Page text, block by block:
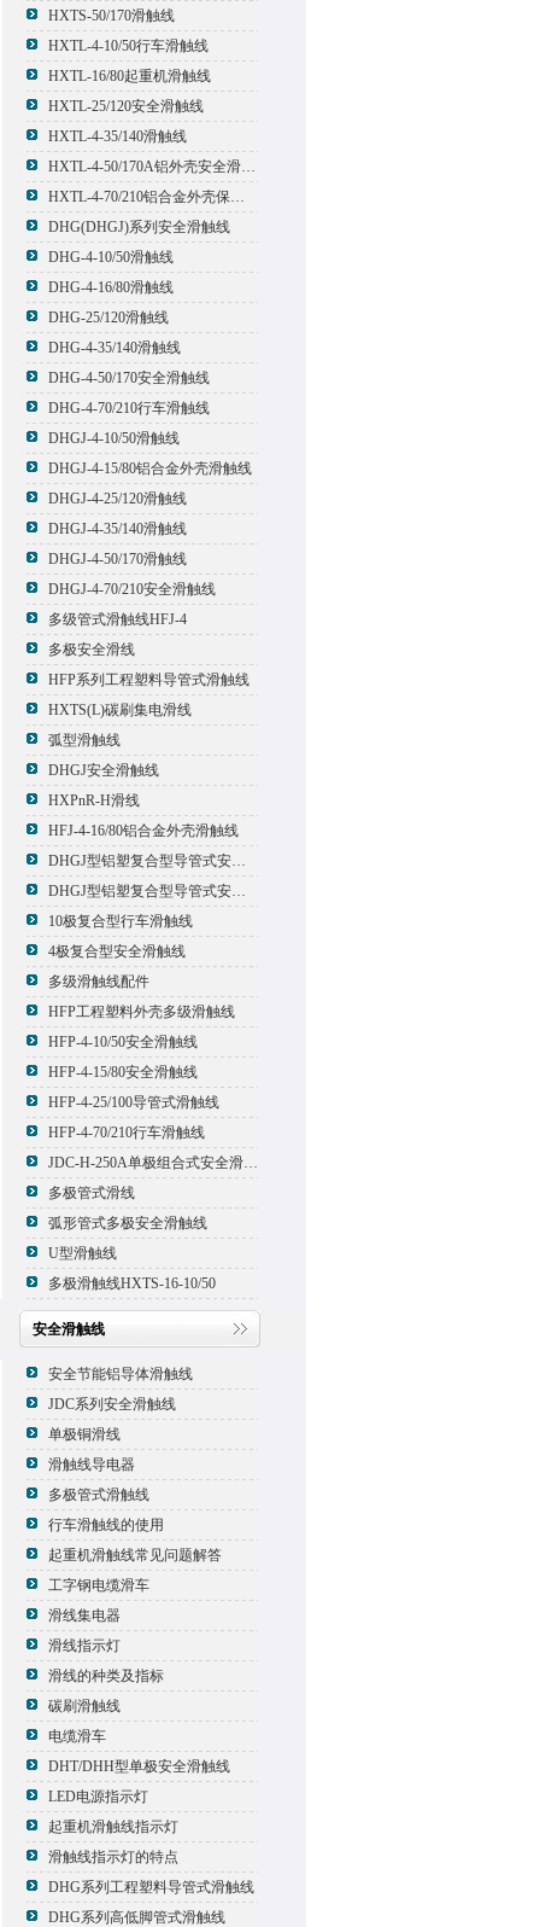
HXTS-50/170滑触线
HXTL-4-10/50行车滑触线
HXTL-16/80起重机滑触线
HXTL-25/120安全滑触线
HXTL-4-35/140滑触线
HXTL-4-50/170A铝外壳安全滑触线
HXTL-4-70/210铝合金外壳保护多极管式滑触线
DHG(DHGJ)系列安全滑触线
DHG-4-10/50滑触线
DHG-4-16/80滑触线
DHG-25/120滑触线
DHG-4-35/140滑触线
DHG-4-50/170安全滑触线
DHG-4-70/210行车滑触线
DHGJ-4-10/50滑触线
DHGJ-4-15/80铝合金外壳滑触线
DHGJ-4-25/120滑触线
DHGJ-4-35/140滑触线
DHGJ-4-50/170滑触线
DHGJ-4-70/210安全滑触线
多级管式滑触线HFJ-4
多极安全滑线
HFP系列工程塑料导管式滑触线
HXTS(L)碳刷集电滑线
弧型滑触线
DHGJ安全滑触线
HXPnR-H滑线
HFJ-4-16/80铝合金外壳滑触线
DHGJ型铝塑复合型导管式安全滑触线
DHGJ型铝塑复合型导管式安全滑触线
10极复合型行车滑触线
4极复合型安全滑触线
多级滑触线配件
HFP工程塑料外壳多级滑触线
HFP-4-10/50安全滑触线
HFP-4-15/80安全滑触线
HFP-4-25/100导管式滑触线
HFP-4-70/210行车滑触线
JDC-H-250A单极组合式安全滑触线
多极管式滑线
弧形管式多极安全滑触线
U型滑触线
多极滑触线HXTS-16-10/50
安全滑触线
安全节能铝导体滑触线
JDC系列安全滑触线
单极铜滑线
滑触线导电器
多极管式滑触线
行车滑触线的使用
起重机滑触线常见问题解答
工字钢电缆滑车
滑线集电器
滑线指示灯
滑线的种类及指标
碳刷滑触线
电缆滑车
DHT/DHH型单极安全滑触线
LED电源指示灯
起重机滑触线指示灯
滑触线指示灯的特点
DHG系列工程塑料导管式滑触线
DHG系列高低脚管式滑触线